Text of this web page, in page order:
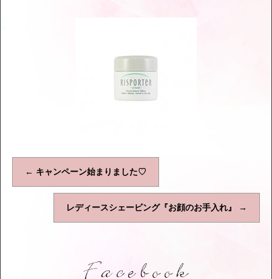
← キャンペーン始まりました♡
レディースシェービング『お顔のお手入れ』 →